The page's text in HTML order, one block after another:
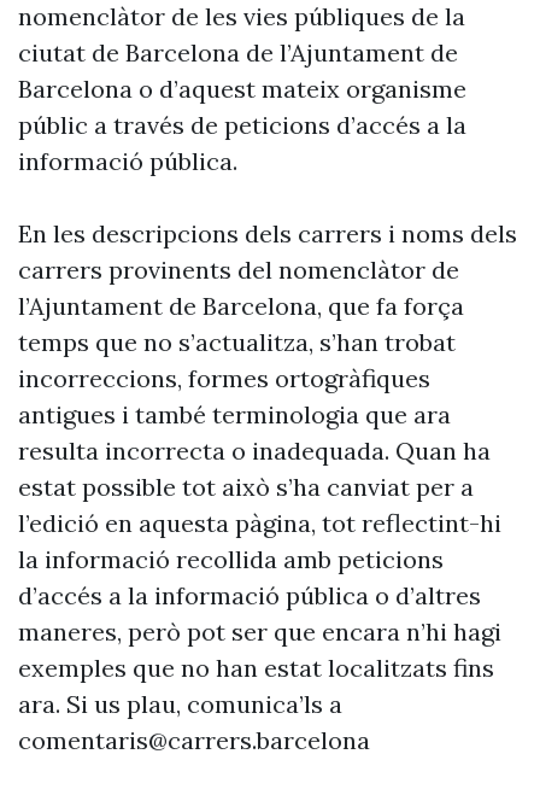
nomenclàtor de les vies públiques de la
ciutat de Barcelona de l’Ajuntament de
Barcelona o d’aquest mateix organisme
públic a través de peticions d’accés a la
informació pública.
En les descripcions dels carrers i noms dels
carrers provinents del nomenclàtor de
l’Ajuntament de Barcelona, que fa força
temps que no s’actualitza, s’han trobat
incorreccions, formes ortogràfiques
antigues i també terminologia que ara
resulta incorrecta o inadequada. Quan ha
estat possible tot això s’ha canviat per a
l’edició en aquesta pàgina, tot reflectint-hi
la informació recollida amb peticions
d’accés a la informació pública o d’altres
maneres, però pot ser que encara n’hi hagi
exemples que no han estat localitzats fins
ara. Si us plau, comunica’ls a
comentaris@carrers.barcelona